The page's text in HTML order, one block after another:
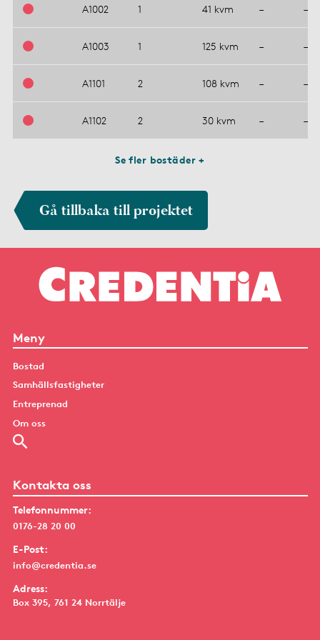
A1002 1 41 kvm – –
A1003 1 125 kvm – –
A1101 2 108 kvm – –
A1102 2 30 kvm – –
Se fler bostäder +
Gå tillbaka till projektet
Meny
Bostad
Samhällsfastigheter
Entreprenad
Om oss
Kontakta oss
Telefonnummer:
0176-28 20 00
E-Post:
info@credentia.se
Adress:
Box 395, 761 24 Norrtälje